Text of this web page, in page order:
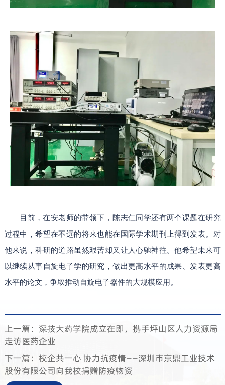
目前，在安老师的带领下，陈志仁同学还有两个课题在研究
过程中，希望在不远的将来也能在国际学术期刊上得到发表。对
他来说，科研的道路虽然艰苦却又让人心驰神往。他希望未来可
以继续从事自旋电子学的研究，做出更高水平的成果、发表更高
水平的论文，争取推动自旋电子器件的大规模应用。
上一篇：深技大药学院成立在即，携手坪山区人力资源局
走访医药企业
下一篇：校企共一心 协力抗疫情——深圳市京鼎工业技术
股份有限公司向我校捐赠防疫物资